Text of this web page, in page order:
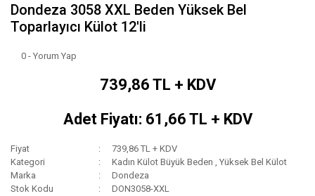
Dondeza 3058 XXL Beden Yüksek Bel
Toparlayıcı Külot 12'li
0 - Yorum Yap
739,86 TL + KDV
Adet Fiyatı: 61,66 TL + KDV
Fiyat
739,86 TL + KDV
Kategori
Kadın Külot Büyük Beden ,Yüksek Bel Külot
Marka
Dondeza
Stok Kodu
DON3058-XXL